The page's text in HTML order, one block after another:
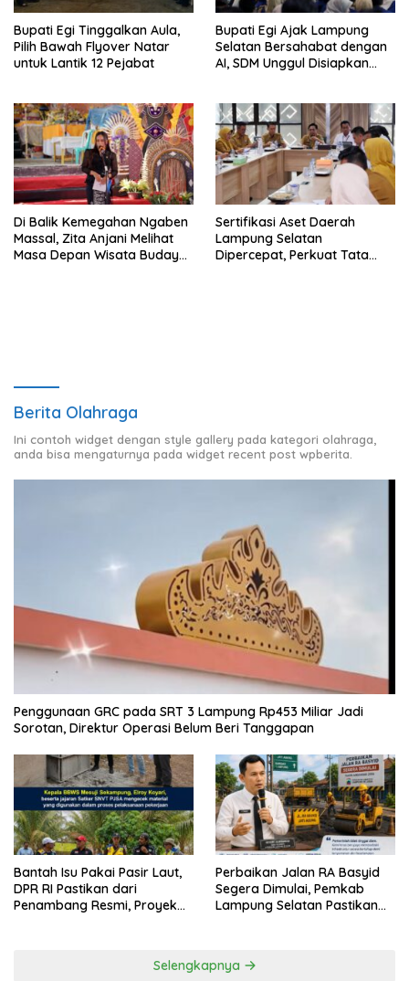
Bupati Egi Tinggalkan Aula,
Pilih Bawah Flyover Natar
untuk Lantik 12 Pejabat
Bupati Egi Ajak Lampung
Selatan Bersahabat dengan
AI, SDM Unggul Disiapkan
Di Balik Kemegahan Ngaben
Massal, Zita Anjani Melihat
Masa Depan Wisata Budaya
Sertifikasi Aset Daerah
Lampung Selatan
Dipercepat, Perkuat Tata
Berita Olahraga
Ini contoh widget dengan style gallery pada kategori olahraga,
anda bisa mengaturnya pada widget recent post wpberita.
Penggunaan GRC pada SRT 3 Lampung Rp453 Miliar Jadi
Sorotan, Direktur Operasi Belum Beri Tanggapan
Bantah Isu Pakai Pasir Laut,
DPR RI Pastikan dari
Penambang Resmi, Proyek
Perbaikan Jalan RA Basyid
Segera Dimulai, Pemkab
Lampung Selatan Pastikan
Selengkapnya